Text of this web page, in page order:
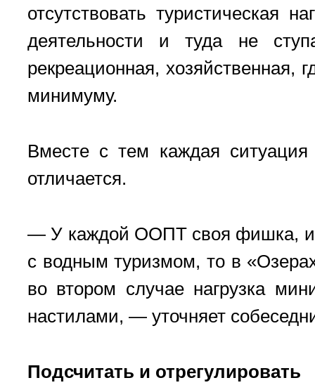
отсутствовать туристическая
деятельности и туда не
рекреационная, хозяйственная,
минимуму.
Вместе с тем каждая ситуация
отличается.
— У каждой ООПТ своя фишка,
с водным туризмом, то в
во втором случае нагрузка
настилами, — уточняет
Подсчитать и отрегулировать